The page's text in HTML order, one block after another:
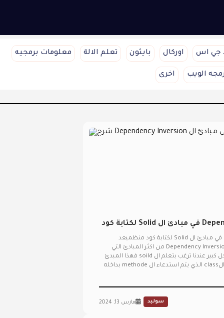
جي اس اوركال بايثون تعلم الالة معلومات برمجيه
الويب اخرى
شرح Dependency Inversion في مبادئ ال Solid لكتابة كود
شرح Dependency Inversion في مبادئ ال Solid لكتابة كود منظميعد
استخدام المبدئ الاخير وهو Dependency Inversion من اكثر المبادئ التي
سوف تشاهدها منتشره بشكل كبير عندنا ترغب بتعلم ال soild فهذا المبدئ
مبني على عدم كتابة الكود في الclass الذي يتم استدعاء ال methode بداخله
سوليد مارس 13, 2024